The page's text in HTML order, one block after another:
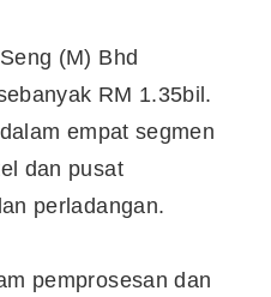
(M) Bhd
RM 1.35bil.
empat segmen
dan pusat
perladangan.
pemprosesan dan